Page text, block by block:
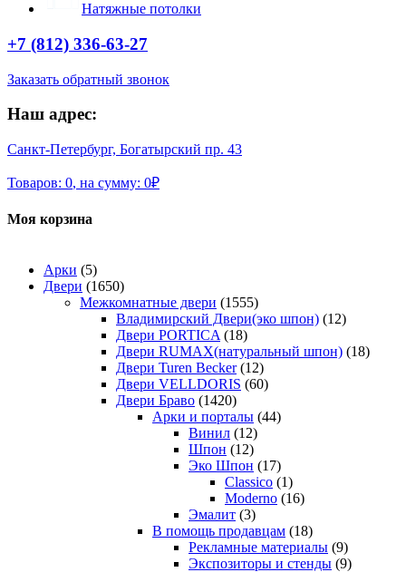
Натяжные потолки
+7 (812) 336-63-27
Заказать обратный звонок
Наш адрес:
Санкт-Петербург, Богатырский пр. 43
Товаров: 0, на сумму: 0₽
Моя корзина
Арки (5)
Двери (1650)
Межкомнатные двери (1555)
Владимирский Двери(эко шпон) (12)
Двери PORTICA (18)
Двери RUMAX(натуральный шпон) (18)
Двери Turen Becker (12)
Двери VELLDORIS (60)
Двери Браво (1420)
Арки и порталы (44)
Винил (12)
Шпон (12)
Эко Шпон (17)
Classico (1)
Moderno (16)
Эмалит (3)
В помощь продавцам (18)
Рекламные материалы (9)
Экспозиторы и стенды (9)